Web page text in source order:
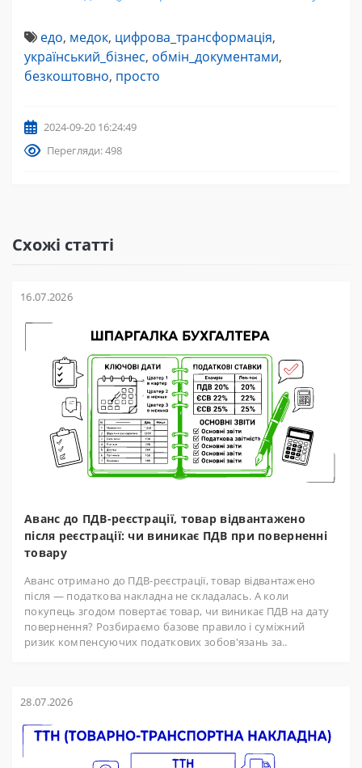
едо, медок, цифрова_трансформація,
український_бізнес, обмін_документами,
безкоштовно, просто
2024-09-20 16:24:49
Перегляди: 498
Схожі статті
16.07.2026
Аванс до ПДВ-реєстрації, товар відвантажено
після реєстрації: чи виникає ПДВ при поверненні
товару
Аванс отримано до ПДВ-реєстрації, товар відвантажено
після — податкова накладна не складалась. А коли
покупець згодом повертає товар, чи виникає ПДВ на дату
повернення? Розбираємо базове правило і суміжний
ризик компенсуючих податкових зобов'язань за..
28.07.2026